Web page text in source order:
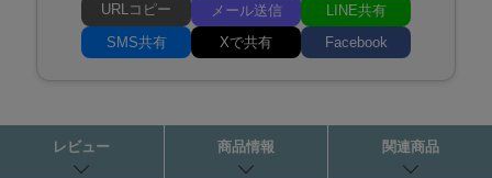
URLコピー メール送信
LINE共有
SMS共有
Xで共有 Facebook
レビュー 商品情報 関連商品